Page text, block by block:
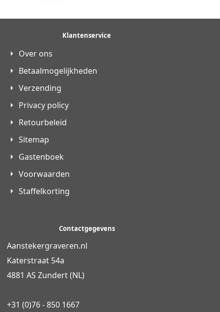
Klantenservice
Over ons
Betaalmogelijkheden
Verzending
Privacy policy
Retourbeleid
Sitemap
Gastenboek
Voorwaarden
Staffelkorting
Contactgegevens
Aanstekergraveren.nl
Katerstraat 54a
4881 AS Zundert (NL)
+31 (0)76 - 850 1667